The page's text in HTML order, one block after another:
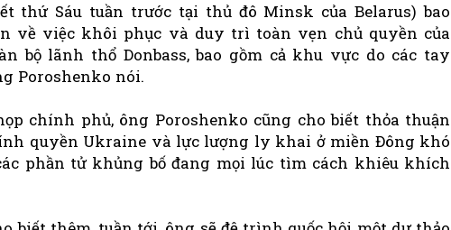
thứ Sáu tuần trước tại thủ đô Minsk của Belarus) bao
về việc khôi phục và duy trì toàn vẹn chủ quyền của
bộ lãnh thổ Donbass, bao gồm cả khu vực do các tay
Poroshenko nói.
chính phủ, ông Poroshenko cũng cho biết thỏa thuận
quyền Ukraine và lực lượng ly khai ở miền Đông khó
phần tử khủng bố đang mọi lúc tìm cách khiêu khích